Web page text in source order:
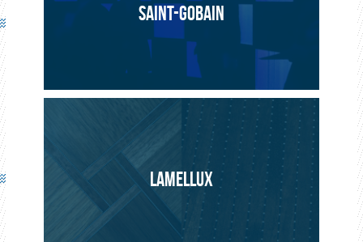
ARCHITECTURE
SAINT-GOBAIN
LAMELLUX